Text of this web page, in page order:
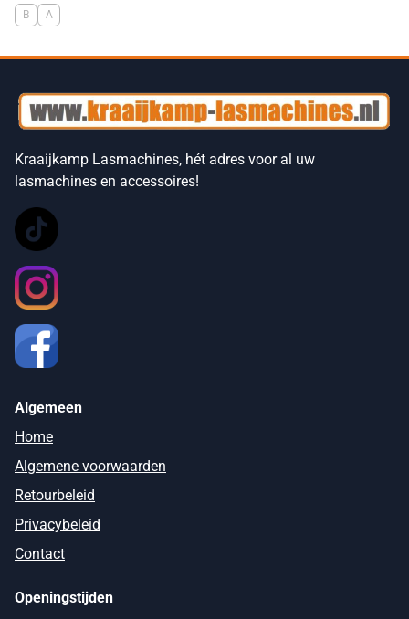
B A
Kraaijkamp Lasmachines, hét adres voor al uw
lasmachines en accessoires!
Algemeen
Home
Algemene voorwaarden
Retourbeleid
Privacybeleid
Contact
Openingstijden